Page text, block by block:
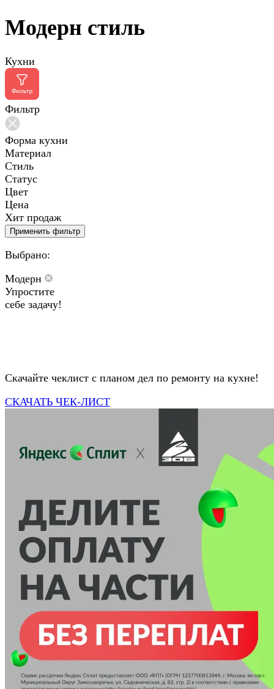
Модерн стиль
Кухни
Фильтр
Форма кухни
Материал
Стиль
Статус
Цвет
Цена
Хит продаж
Применить фильтр
Выбрано:
Модерн
Упростите
себе задачу!
Скачайте чеклист с планом дел по ремонту на кухне!
СКАЧАТЬ ЧЕК-ЛИСТ